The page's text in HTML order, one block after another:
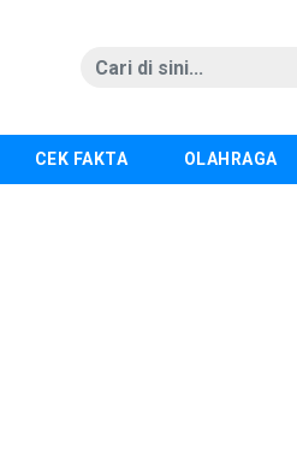
CEK FAKTA OLAHRAGA